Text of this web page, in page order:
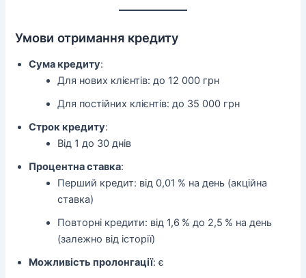
Умови отримання кредиту
Сума кредиту:
Для нових клієнтів: до 12 000 грн
Для постійних клієнтів: до 35 000 грн
Строк кредиту:
Від 1 до 30 днів
Процентна ставка:
Перший кредит: від 0,01 % на день (акційна
ставка)
Повторні кредити: від 1,6 % до 2,5 % на день
(залежно від історії)
Можливість пролонгації: є